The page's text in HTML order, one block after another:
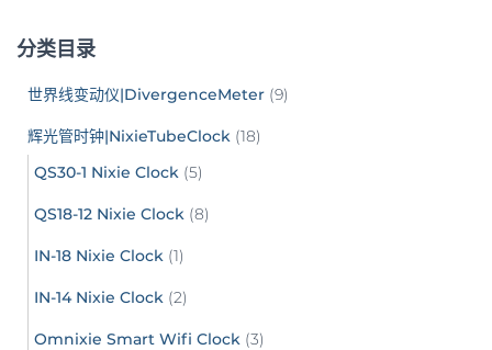
分类目录
世界线变动仪|DivergenceMeter (9)
辉光管时钟|NixieTubeClock (18)
QS30-1 Nixie Clock (5)
QS18-12 Nixie Clock (8)
IN-18 Nixie Clock (1)
IN-14 Nixie Clock (2)
Omnixie Smart Wifi Clock (3)